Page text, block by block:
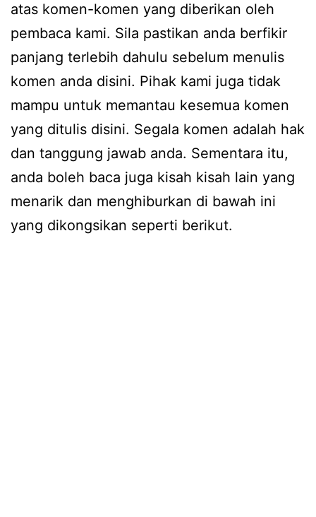
atas komen-komen yang diberikan oleh
pembaca kami. Sila pastikan anda berfikir
panjang terlebih dahulu sebelum menulis
komen anda disini. Pihak kami juga tidak
mampu untuk memantau kesemua komen
yang ditulis disini. Segala komen adalah hak
dan tanggung jawab anda. Sementara itu,
anda boleh baca juga kisah kisah lain yang
menarik dan menghiburkan di bawah ini
yang dikongsikan seperti berikut.